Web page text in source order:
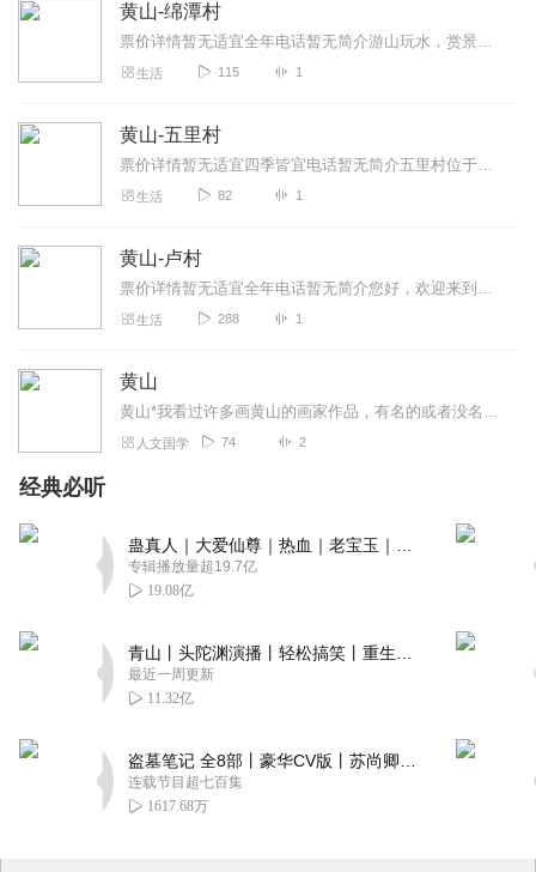
黄山-绵潭村
票价详情暂无适宜全年电话暂无简介游山玩水，赏景旅游，随着旅游热潮的来临，越来越多的人开始前往古村落类型的景区参观游览，人们感叹它静谧的景色，赞美它...
生活 115 1
黄山-五里村
票价详情暂无适宜四季皆宜电话暂无简介五里村位于黄山市黟县县城近郊，紧邻西递、宏村，总面积1.6平方公里，五里村有四个村民组，接近500口人。201...
生活 82 1
黄山-卢村
票价详情暂无适宜全年电话暂无简介您好，欢迎来到黄山卢村，卢村是黄山最具典型、最有特色的是木雕楼，它体现出徽派民居的精华。您现在所看到的就是咱们黄山...
生活 288 1
黄山
黄山*我看过许多画黄山的画家作品，有名的或者没名的，在黄山聚集在一起写生的等等，都很想表现出黄山秀美挺拔给予人们的那强烈无比的感受。而恰恰是这样的感受使得人们急...
人文国学 74 2
经典必听
专辑播放量超19.7亿
19.08亿
最近一周更新
11.32亿
连载节目超七百集
1617.68万